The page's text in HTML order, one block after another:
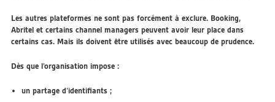
Les autres plateformes ne sont pas forcément à exclure. Booking,
Abritel et certains channel managers peuvent avoir leur place dans
certains cas. Mais ils doivent être utilisés avec beaucoup de prudence.
Dès que l’organisation impose :
un partage d’identifiants ;